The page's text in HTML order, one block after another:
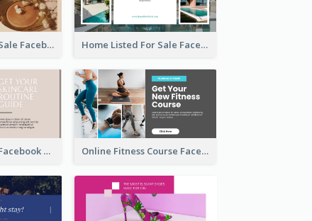
Beauty Product Sale Facebook Ad Home Listed For Sale Facebook Ad
Skincare Guide Facebook Ad Online Fitness Course Facebook Ad